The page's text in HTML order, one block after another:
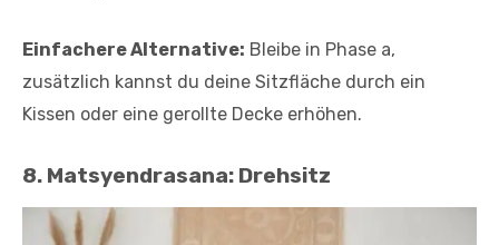
Einfachere Alternative: Bleibe in Phase a,
zusätzlich kannst du deine Sitzfläche durch ein
Kissen oder eine gerollte Decke erhöhen.
8. Matsyendrasana: Drehsitz